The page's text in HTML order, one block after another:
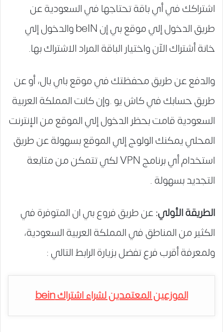
اشتراكك في أي باقة تحتاجها في السعودية عن
طريق الدخول إلي موقع بي إن beIN والدخول إلي
خانة أشتراك الآن واختيار الباقة المراد الاشتراك بها.
والدفع عن طريق محفظتك في موقع باي بال، أو عن
طريق حسابك في كاش يو .وإن كانت المملكة العربية
السعودية قامت بحظر الدخول إلي الموقع من الإنترنت
المحلي يمكنك الولوج إلي الموقع بسهولة عن طريق
استخدام أي برنامج VPN لكي تتمكن من متابعة
التجديد بسهولة .
الطريقة الأولي:عن طريق فروع بي ان المتوفرة في
الكثير من المناطق في المملكة العربية السعودية،
ولمعرفة أقرب فرع تفضل بزيارة الرابط التالي :
الموزعين المعتمدين لشراء اشتراك bein